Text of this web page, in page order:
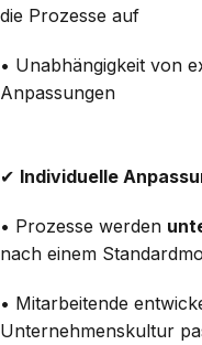
die Prozesse auf
• Unabhängigkeit von
Anpassungen
✔ Individuelle
• Prozesse werden
nach einem
• Mitarbeitende
Unternehmenskultur